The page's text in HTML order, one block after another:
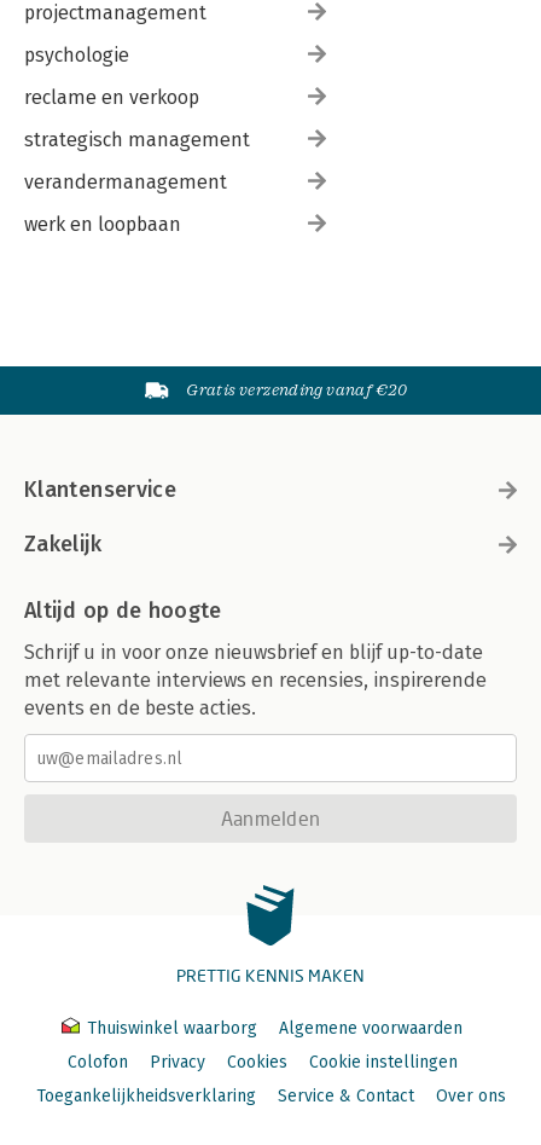
projectmanagement
psychologie
reclame en verkoop
strategisch management
verandermanagement
werk en loopbaan
Gratis verzending vanaf €20
Klantenservice
Zakelijk
Altijd op de hoogte
Schrijf u in voor onze nieuwsbrief en blijf up-to-date
met relevante interviews en recensies, inspirerende
events en de beste acties.
Aanmelden
PRETTIG KENNIS MAKEN
Thuiswinkel waarborg
Algemene voorwaarden
Colofon
Privacy Cookies
Cookie instellingen
Toegankelijkheidsverklaring
Service & Contact Over ons